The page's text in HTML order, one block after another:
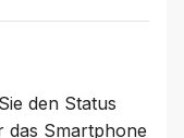
den Status
das Smartphone